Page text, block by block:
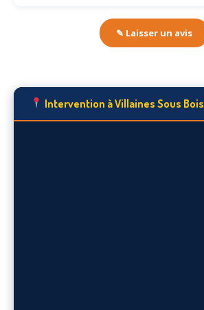
✎ Laisser un avis
Intervention à Villaines Sous Bois